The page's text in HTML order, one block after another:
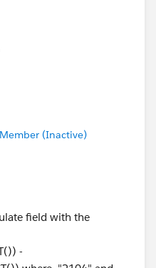
we could use to
(Inactive)
field with the
-